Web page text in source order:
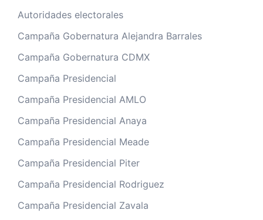
Autoridades electorales
Campaña Gobernatura Alejandra Barrales
Campaña Gobernatura CDMX
Campaña Presidencial
Campaña Presidencial AMLO
Campaña Presidencial Anaya
Campaña Presidencial Meade
Campaña Presidencial Piter
Campaña Presidencial Rodriguez
Campaña Presidencial Zavala